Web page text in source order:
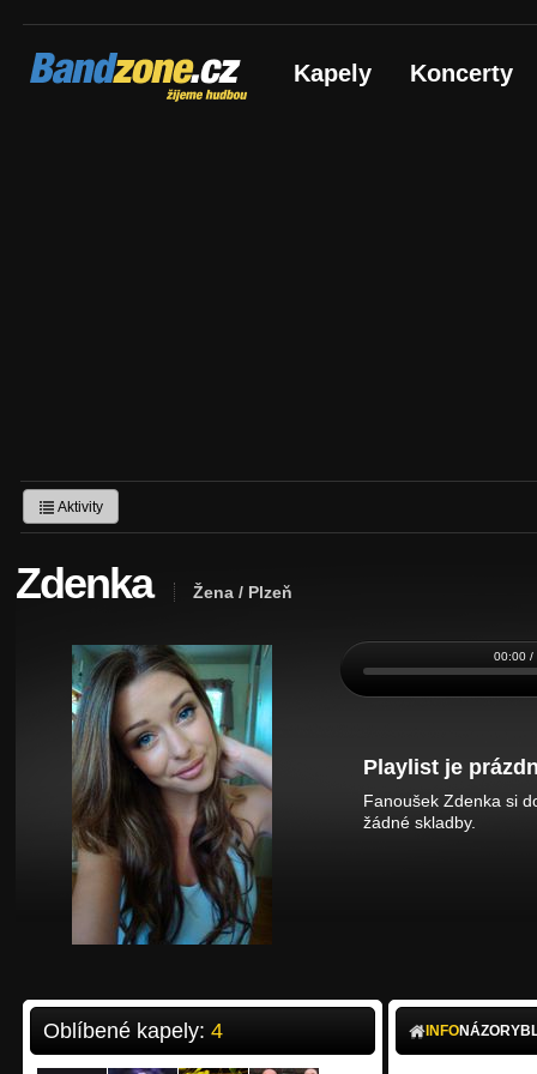
Bandzone.cz
žijeme hudbou Kapely Koncerty
Aktivity
Zdenka Žena / Plzeň
00:00 /
Playlist je
Fanoušek Zdenka si
žádné skladby.
Oblíbené kapely: 4 INFONÁZORY